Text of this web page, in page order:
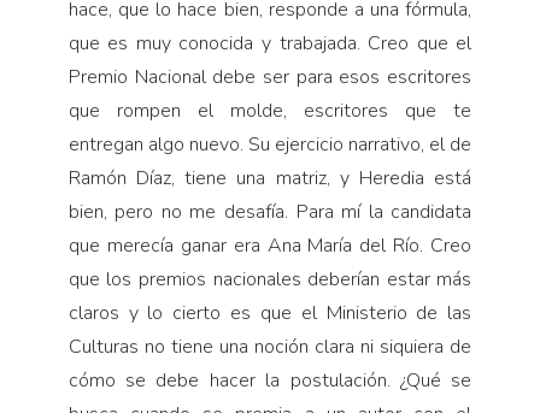
hace, que lo hace bien, responde a una fórmula,
que es muy conocida y trabajada. Creo que el
Premio Nacional debe ser para esos escritores
que rompen el molde, escritores que te
entregan algo nuevo. Su ejercicio narrativo, el de
Ramón Díaz, tiene una matriz, y Heredia está
bien, pero no me desafía. Para mí la candidata
que merecía ganar era Ana María del Río. Creo
que los premios nacionales deberían estar más
claros y lo cierto es que el Ministerio de las
Culturas no tiene una noción clara ni siquiera de
cómo se debe hacer la postulación. ¿Qué se